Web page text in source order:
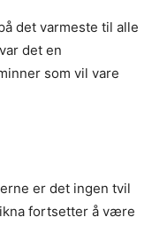
det varmeste til alle
det en
som vil vare
er det ingen tvil
fortsetter å være